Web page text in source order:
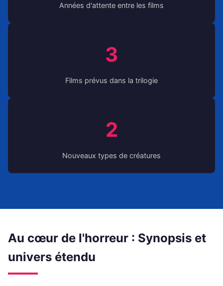
Années d'attente entre les films
3
Films prévus dans la trilogie
2
Nouveaux types de créatures
Au cœur de l'horreur : Synopsis et
univers étendu